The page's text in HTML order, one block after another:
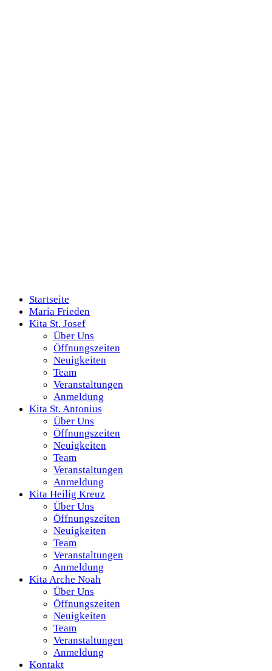
Startseite
Maria Frieden
Kita St. Josef
Über Uns
Öffnungszeiten
Neuigkeiten
Team
Veranstaltungen
Anmeldung
Kita St. Antonius
Über Uns
Öffnungszeiten
Neuigkeiten
Team
Veranstaltungen
Anmeldung
Kita Heilig Kreuz
Über Uns
Öffnungszeiten
Neuigkeiten
Team
Veranstaltungen
Anmeldung
Kita Arche Noah
Über Uns
Öffnungszeiten
Neuigkeiten
Team
Veranstaltungen
Anmeldung
Kontakt